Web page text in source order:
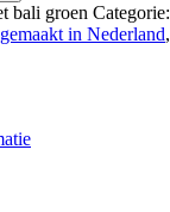
bali groen Categorie:
in Nederland,